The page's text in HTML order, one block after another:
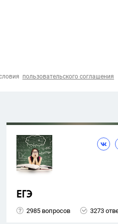
пользовательского соглашения
ЕГЭ
2985 вопросов 3273